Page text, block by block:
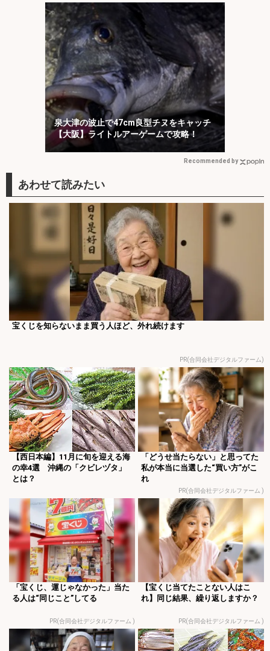
泉大津の波止で47cm良型チヌをキャッチ
【大阪】ライトルアーゲームで攻略！
Recommended by
宝くじを知らないまま買う人ほど、外れ続けます
PR(合同会社デジタルファーム)
【西日本編】11月に旬を迎える海
の幸4選 沖縄の「クビレヅタ」
とは？
「どうせ当たらない」と思ってた
私が本当に当選した“買い方”がこ
れ
PR(合同会社デジタルファーム )
「宝くじ、運じゃなかった」当た
る人は“同じこと”してる
PR(合同会社デジタルファーム )
【宝くじ当てたことない人はこ
れ】同じ結果、繰り返しますか？
PR(合同会社デジタルファーム )